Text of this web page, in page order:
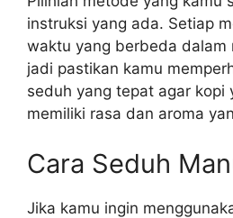
instruksi yang ada. Setiap
waktu yang berbeda dalam
jadi pastikan kamu
seduh yang tepat agar kopi
memiliki rasa dan aroma
Cara Seduh
Jika kamu ingin